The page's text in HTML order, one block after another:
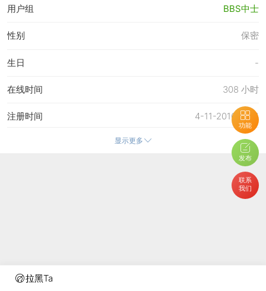
拉黑Ta
功能
发布
联系
我们
用户组 BBS中士
保密
性别
-
生日
308 小时
在线时间
4-11-2016 11:41
注册时间
3-7-2026 17:03
3-7-2026 17:03
25-6-2026 10:09
显示更多